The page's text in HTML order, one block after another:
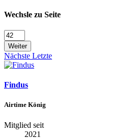
Wechsle zu Seite
Weiter
Nächste Letzte
Findus
Airtime König
Mitglied seit
2021